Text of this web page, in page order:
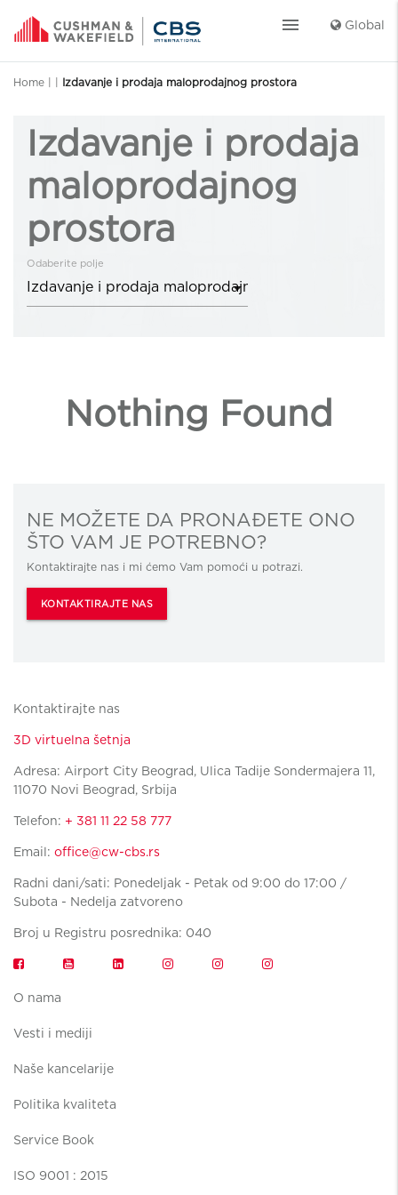
menu Global
Home Izdavanje i prodaja maloprodajnog prostora
Izdavanje i prodaja
maloprodajnog
prostora
Odaberite polje
Nothing Found
NE MOŽETE DA PRONAĐETE ONO
ŠTO VAM JE POTREBNO?
Kontaktirajte nas i mi ćemo Vam pomoći u potrazi.
KONTAKTIRAJTE NAS
Kontaktirajte nas
3D virtuelna šetnja
Adresa: Airport City Beograd, Ulica Tadije Sondermajera 11,
11070 Novi Beograd, Srbija
Telefon: + 381 11 22 58 777
Email: office@cw-cbs.rs
Radni dani/sati: Ponedeljak - Petak od 9:00 do 17:00 /
Subota - Nedelja zatvoreno
Broj u Registru posrednika: 040
O nama
Vesti i mediji
Naše kancelarije
Politika kvaliteta
Service Book
ISO 9001 : 2015